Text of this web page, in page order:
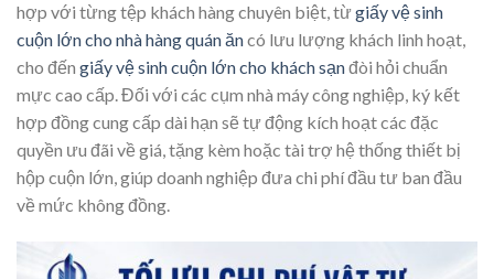
hợp với từng tệp khách hàng chuyên biệt, từgiấy vệ sinh
cuộn lớn cho nhà hàng quán ăncó lưu lượng khách linh hoạt,
cho đến giấy vệ sinh cuộn lớn cho khách sạnđòi hỏi chuẩn
mực cao cấp. Đối với các cụm nhà máy công nghiệp, ký kết
hợp đồng cung cấp dài hạn sẽ tự động kích hoạt các đặc
quyền ưu đãi về giá, tặng kèm hoặc tài trợ hệ thống thiết bị
hộp cuộn lớn, giúp doanh nghiệp đưa chi phí đầu tư ban đầu
về mức không đồng.